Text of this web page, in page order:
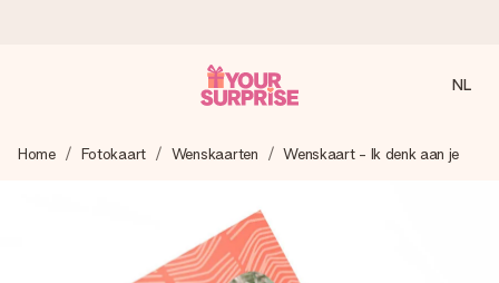
We maken jouw cadeau met zorg en zorgen dat het
NL
Home Fotokaart Wenskaarten Wenskaart - Ik denk aan je